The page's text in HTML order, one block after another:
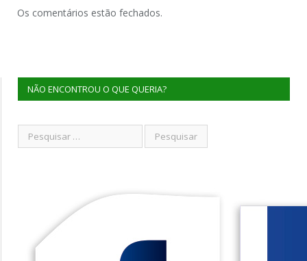
Os comentários estão fechados.
NÃO ENCONTROU O QUE QUERIA?